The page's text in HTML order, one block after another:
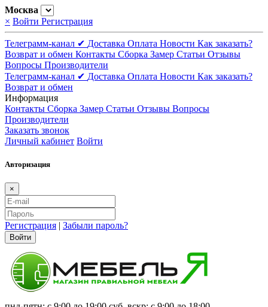
Москва
× Войти Регистрация
Телеграмм-канал ✔ Доставка Оплата Новости Как заказать?
Возврат и обмен Контакты Сборка Замер Статьи Отзывы
Вопросы Производители
Телеграмм-канал ✔ Доставка Оплата Новости Как заказать?
Возврат и обмен
Информация
Контакты Сборка Замер Статьи Отзывы Вопросы
Производители
Заказать звонок
Личный кабинет Войти
Авторизация
×
Регистрация | Забыли пароль?
Войти